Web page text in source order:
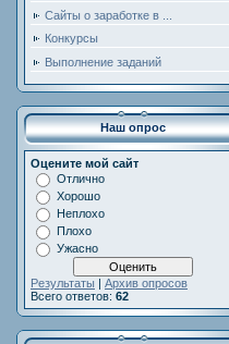
Сайты о заработке в ...
Конкурсы
Выполнение заданий
Наш опрос
Оцените мой сайт
Отлично
Хорошо
Неплохо
Плохо
Ужасно
Результаты | Архив опросов
Всего ответов: 62